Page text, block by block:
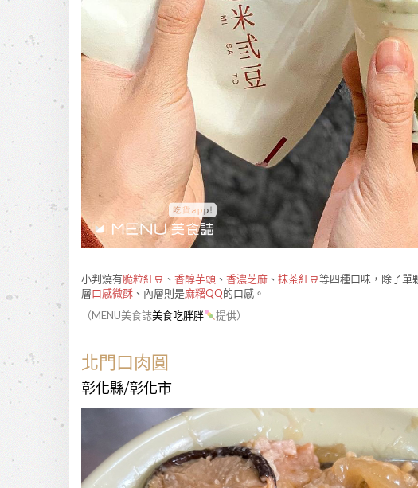
小判燒有脆粒紅豆 、 香醇芋頭 、 香濃芝麻 、 抹茶紅豆等四種口味，除了單
層口感微酥 、內層則是麻糬QQ的口感。
（MENU美食誌美食吃胖胖 提供）
北門口肉圓
彰化縣/彰化市